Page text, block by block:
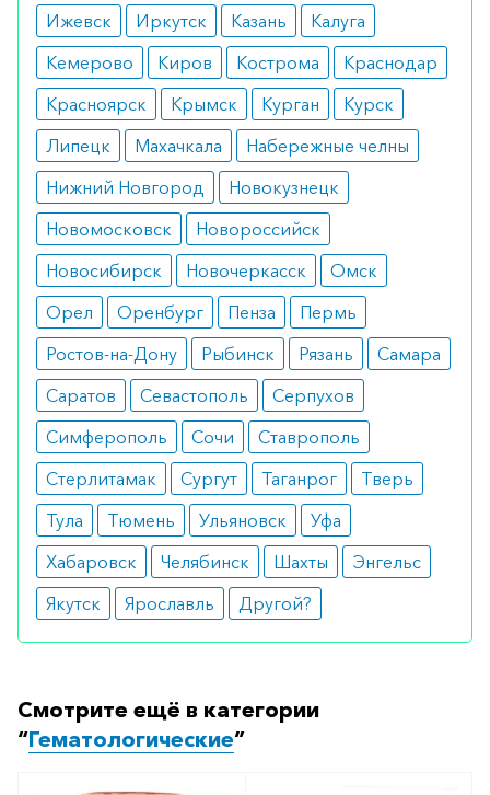
Режим дозирования
Дозировка определяется сугубо индивидуально
исходя из состояния пациента и результатов
лабораторных анализов.
Особые указания
Для лечения во время беременности, следует
взвесить плюсы и риски для матери и плода.
Как оформить заказ?
Вы можете заказать препарат с доставкой в
аптеку-партнёра в вашем городе. Для этого Вы
можете оформить бронирование на сайте или
заказать по телефону8 800 301 52 86(бесплатно
с любого телефона по РФ)
Ижевск
Иркутск Казань
Калуга
Кемерово
Киров Кострома
Краснодар
Красноярск
Крымск Курган
Курск
Липецк
Махачкала
Набережные челны
Нижний Новгород
Новокузнецк
Новомосковск
Новороссийск
Новосибирск
Новочеркасск
Омск
Орел
Оренбург Пенза
Пермь
Ростов-на-Дону
Рыбинск Рязань
Самара
Саратов
Севастополь
Серпухов
Симферополь
Сочи
Ставрополь
Стерлитамак
Сургут Таганрог
Тверь
Тула
Тюмень Ульяновск
Уфа
Хабаровск
Челябинск Шахты
Энгельс
Якутск
Ярославль Другой?
Смотрите ещё в категории
“Гематологические”